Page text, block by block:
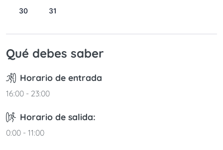
30
31
Qué debes saber
Horario de entrada
16:00 - 23:00
Horario de salida:
0:00 - 11:00